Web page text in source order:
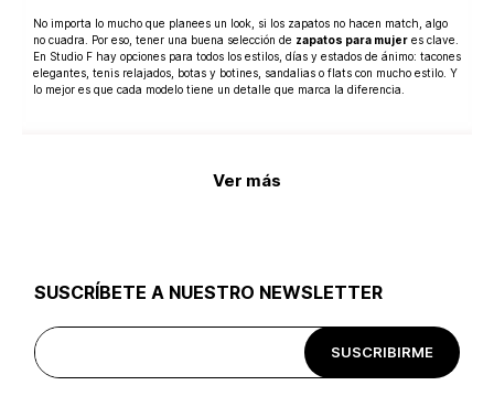
No importa lo mucho que planees un look, si los zapatos no hacen match, algo
no cuadra. Por eso, tener una buena selección de zapatos para mujer es clave.
En Studio F hay opciones para todos los estilos, días y estados de ánimo: tacones
elegantes, tenis relajados, botas y botines, sandalias o flats con mucho estilo. Y
lo mejor es que cada modelo tiene un detalle que marca la diferencia.
textura o brillos pueden elevar hasta el look más básico de jeans y camiseta.
Las botas y botines, por otro lado, son perfectos para equilibrar vestidos fluidos
bailarinas o sandalias planas, son aliados infalibles. Si quieres un aire urbano y
funcionan con vestidos, enterizos o incluso denim si quieres contrastar.
Zapatos de moda
Ver más
SUSCRÍBETE A NUESTRO NEWSLETTER
SUSCRIBIRME